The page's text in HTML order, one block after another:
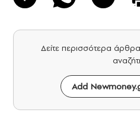
Δείτε περισσότερα
Add